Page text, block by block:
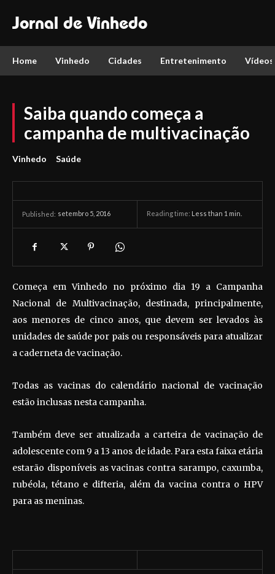
Jornal de Vinhedo
Home Vinhedo Cidades Entretenimento Vídeos
Saiba quando começa a
campanha de multivacinação
Vinhedo Saúde
Published: setembro 5, 2016 Reading time: Less than 1 min.
Começa em Vinhedo no próximo dia 19 a Campanha
Nacional de Multivacinação, destinada, principalmente,
aos menores de cinco anos, que devem ser levados às
unidades de saúde por pais ou responsáveis para atualizar
a caderneta de vacinação.
Todas as vacinas do calendário nacional de vacinação
estão inclusas nesta campanha.
Também deve ser atualizada a carteira de vacinação de
adolescente com 9 a 13 anos de idade. Para esta faixa etária
estarão disponíveis as vacinas contra sarampo, caxumba,
rubéola, tétano e difteria, além da vacina contra o HPV
para as meninas.